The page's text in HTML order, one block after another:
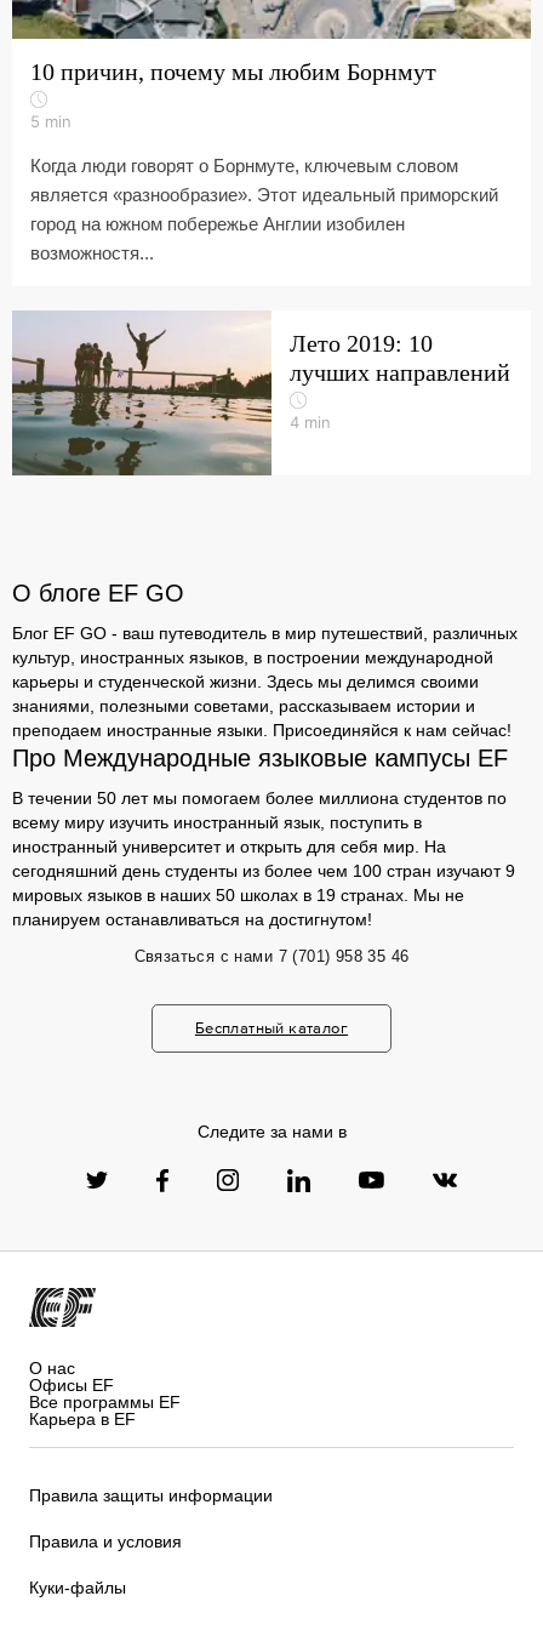
10 причин, почему мы любим Борнмут
5 min
Когда люди говорят о Борнмуте, ключевым словом
является «разнообразие». Этот идеальный приморский
город на южном побережье Англии изобилен
возможностя...
Лето 2019: 10
лучших направлений
4 min
О блоге EF GO
Блог EF GO - ваш путеводитель в мир путешествий, различных
культур, иностранных языков, в построении международной
карьеры и студенческой жизни. Здесь мы делимся своими
знаниями, полезными советами, рассказываем истории и
преподаем иностранные языки. Присоединяйся к нам сейчас!
Про Международные языковые кампусы EF
В течении 50 лет мы помогаем более миллиона студентов по
всему миру изучить иностранный язык, поступить в
иностранный университет и открыть для себя мир. На
сегодняшний день студенты из более чем 100 стран изучают 9
мировых языков в наших 50 школах в 19 странах. Мы не
планируем останавливаться на достигнутом!
Связаться с нами 7 (701) 958 35 46
Бесплатный каталог
Следите за нами в
О нас
Офисы EF
Все программы EF
Карьера в EF
Правила защиты информации
Правила и условия
Куки-файлы